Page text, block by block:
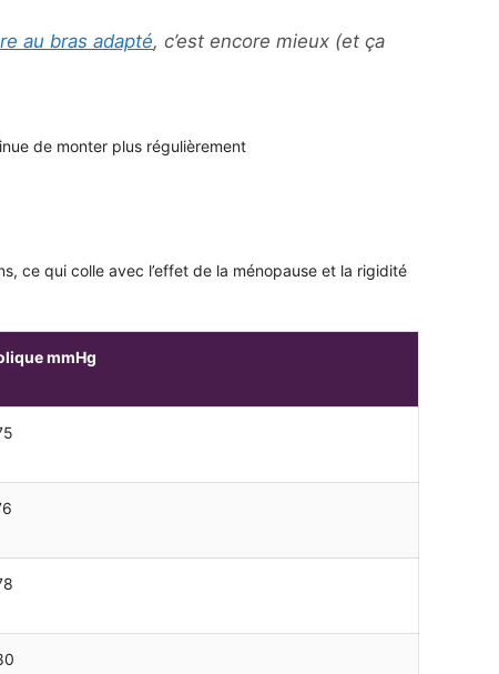
au bras adapté, c’est encore mieux (et ça
de monter plus régulièrement
ce qui colle avec l’effet de la ménopause et la rigidité
mmHg